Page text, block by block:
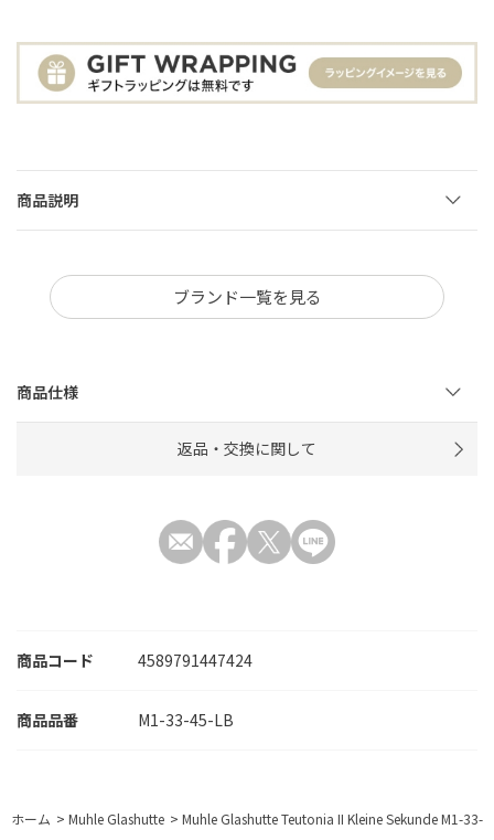
商品コード 4589791447424
M1-33-45-LB
商品説明
ブランド一覧を見る
商品仕様
返品・交換に関して
ホーム > Muhle Glashutte > Muhle Glashutte Teutonia II Kleine Sekunde M1-33-